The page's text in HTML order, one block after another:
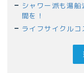
シャワー派も湯
間を！
ライフサイクルコ